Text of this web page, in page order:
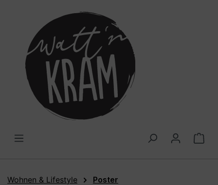
Wohnen & Lifestyle Poster